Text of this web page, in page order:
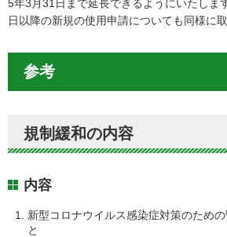
5年3月31日まで延長できるようにいたしま
日以降の新規の使用申請についても同様に
参考
規制緩和の内容
内容
新型コロナウイルス感染症対策のため
と